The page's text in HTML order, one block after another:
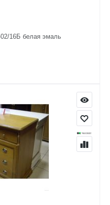
16Б белая эмаль